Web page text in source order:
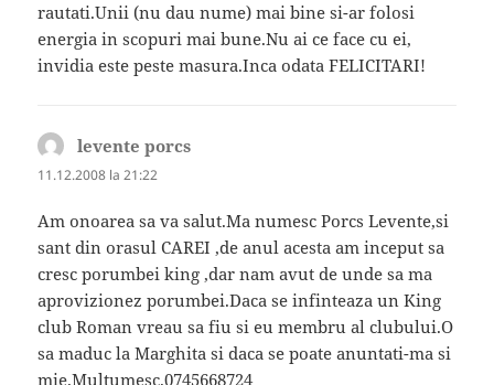
rautati.Unii (nu dau nume) mai bine si-ar folosi
energia in scopuri mai bune.Nu ai ce face cu ei,
invidia este peste masura.Inca odata FELICITARI!
levente porcs
11.12.2008 la 21:22
Am onoarea sa va salut.Ma numesc Porcs Levente,si
sant din orasul CAREI ,de anul acesta am inceput sa
cresc porumbei king ,dar nam avut de unde sa ma
aprovizionez porumbei.Daca se infinteaza un King
club Roman vreau sa fiu si eu membru al clubului.O
sa maduc la Marghita si daca se poate anuntati-ma si
mie.Multumesc.0745668724